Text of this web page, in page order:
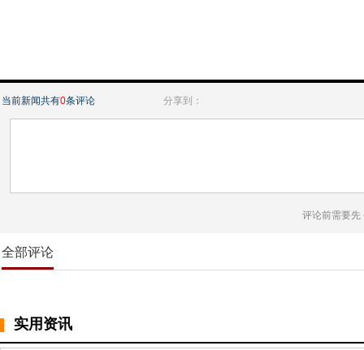
当前新闻共有0条评论 分享到：
评论前需要先
全部评论
实用资讯